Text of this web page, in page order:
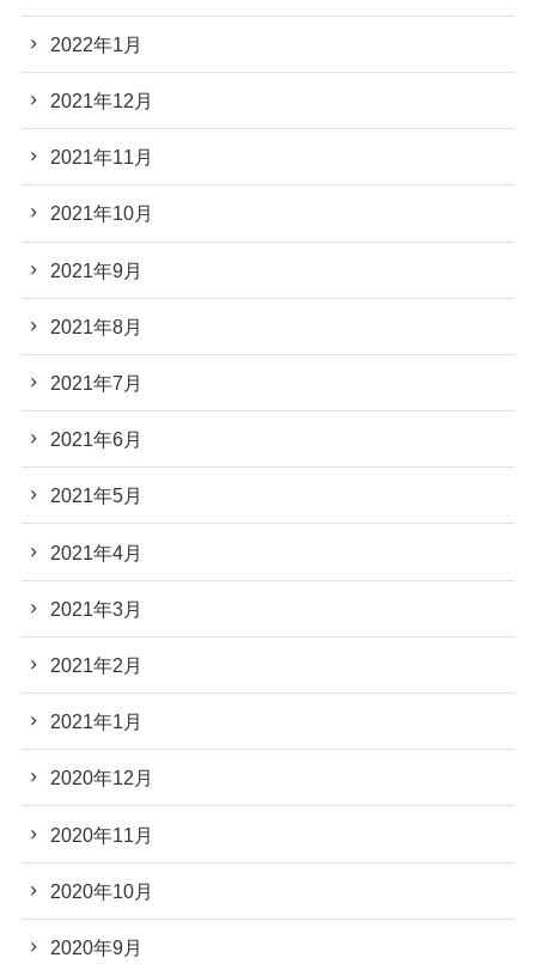
2022年1月
2021年12月
2021年11月
2021年10月
2021年9月
2021年8月
2021年7月
2021年6月
2021年5月
2021年4月
2021年3月
2021年2月
2021年1月
2020年12月
2020年11月
2020年10月
2020年9月